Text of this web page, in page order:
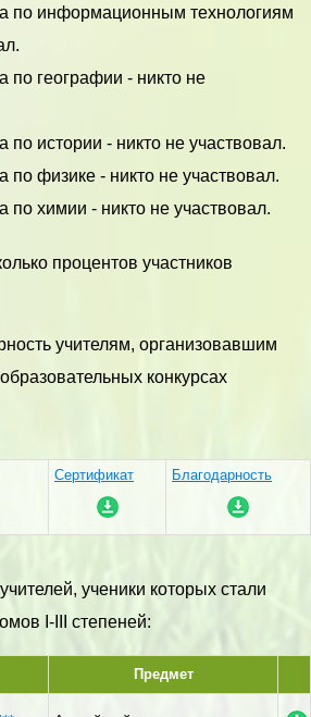
по информационным технологиям
по географии - никто не
по истории - никто не участвовал.
по физике - никто не участвовал.
по химии - никто не участвовал.
процентов участников
учителям, организовавшим
конкурсах
Сертификат Благодарность
ученики которых стали
I-III степеней:
Предмет